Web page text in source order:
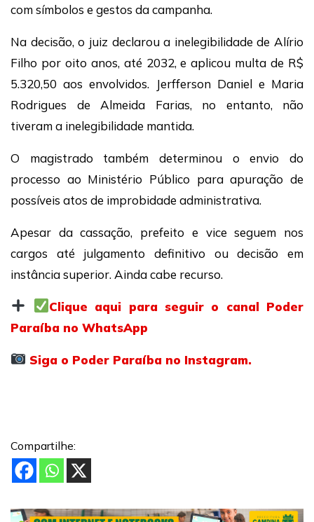
com símbolos e gestos da campanha.
Na decisão, o juiz declarou a inelegibilidade de Alírio
Filho por oito anos, até 2032, e aplicou multa de R$
5.320,50 aos envolvidos. Jerfferson Daniel e Maria
Rodrigues de Almeida Farias, no entanto, não
tiveram a inelegibilidade mantida.
O magistrado também determinou o envio do
processo ao Ministério Público para apuração de
possíveis atos de improbidade administrativa.
Apesar da cassação, prefeito e vice seguem nos
cargos até julgamento definitivo ou decisão em
instância superior. Ainda cabe recurso.
Clique aqui para seguir o canal Poder
Paraíba no WhatsApp
Siga o Poder Paraíba no Instagram.
Compartilhe: